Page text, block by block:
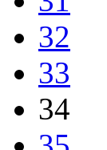
32
33
34